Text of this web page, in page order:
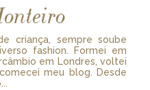
criança, sempre soube
fashion. Formei em
em Londres, voltei
meu blog. Desde